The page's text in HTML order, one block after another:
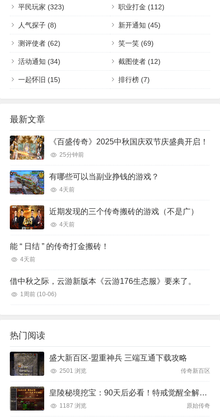
平民玩家 (323) 职业打金 (112)
人气探子 (8) 新开通知 (45)
测评使者 (62) 笑一笑 (69)
活动通知 (34) 截图使者 (12)
一起怀旧 (15) 排行榜 (7)
最新文章
《百盛传奇》2025中秋国庆双节庆盛典开启！
25分钟前
有哪些可以当副业挣钱的游戏？
4天前
近期发现的三个传奇搬砖的游戏（不是广）
4天前
能 “ 日结 ” 的传奇打金搬砖！
4天前
借中秋之际，云游新版本《云游176生态服》要来了。
1周前 (10-06)
热门阅读
盛大新百区-盟重神兵 三端互通下载攻略
2501 浏览 传奇新百区
皇陵秘境挖宝：90天后必看！特戒觉醒全解析！
1187 浏览 原始传奇